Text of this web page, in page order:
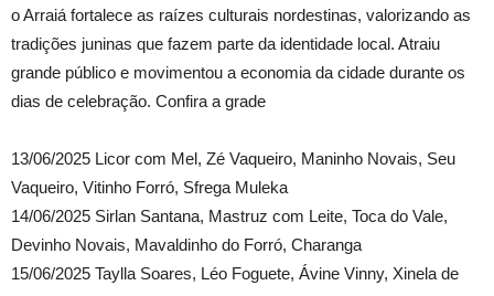
o Arraiá fortalece as raízes culturais nordestinas, valorizando as
tradições juninas que fazem parte da identidade local. Atraiu
grande público e movimentou a economia da cidade durante os
dias de celebração. Confira a grade
13/06/2025 Licor com Mel, Zé Vaqueiro, Maninho Novais, Seu
Vaqueiro, Vitinho Forró, Sfrega Muleka
14/06/2025 Sirlan Santana, Mastruz com Leite, Toca do Vale,
Devinho Novais, Mavaldinho do Forró, Charanga
15/06/2025 Taylla Soares, Léo Foguete, Ávine Vinny, Xinela de